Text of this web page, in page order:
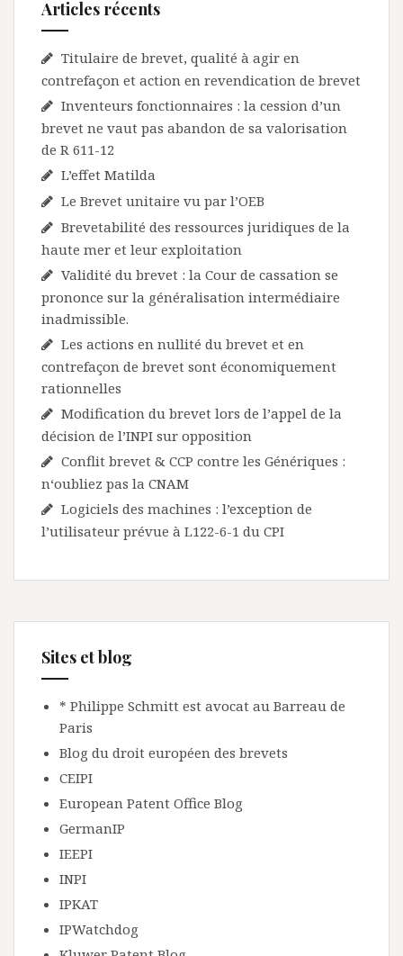
Articles récents
Titulaire de brevet, qualité à agir en
contrefaçon et action en revendication de brevet
Inventeurs fonctionnaires : la cession d’un
brevet ne vaut pas abandon de sa valorisation
de R 611-12
L’effet Matilda
Le Brevet unitaire vu par l’OEB
Brevetabilité des ressources juridiques de la
haute mer et leur exploitation
Validité du brevet : la Cour de cassation se
prononce sur la généralisation intermédiaire
inadmissible.
Les actions en nullité du brevet et en
contrefaçon de brevet sont économiquement
rationnelles
Modification du brevet lors de l’appel de la
décision de l’INPI sur opposition
Conflit brevet & CCP contre les Génériques :
n‘oubliez pas la CNAM
Logiciels des machines : l’exception de
l’utilisateur prévue à L122-6-1 du CPI
Sites et blog
* Philippe Schmitt est avocat au Barreau de
Paris
Blog du droit européen des brevets
CEIPI
European Patent Office Blog
GermanIP
IEEPI
INPI
IPKAT
IPWatchdog